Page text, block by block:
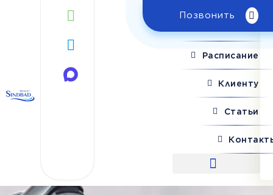
Позвонить
Расписание
Клиенту
Статьи